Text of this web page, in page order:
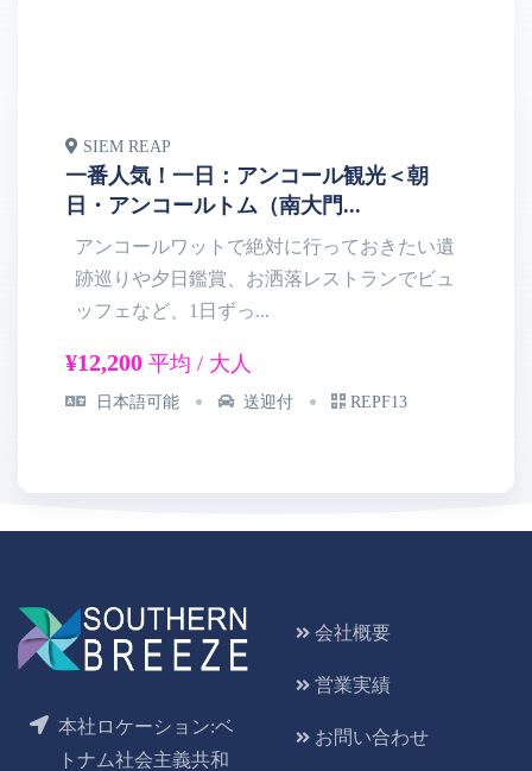
SIEM REAP
一番人気！一日：アンコール観光＜朝
日・アンコールトム（南大門...
アンコールワットで絶対に行っておきたい遺
跡巡りや夕日鑑賞、お洒落レストランでビュ
ッフェなど、1日ずっ...
¥12,200 平均 / 大人
日本語可能 送迎付 REPF13
本社ロケーション:ベ
トナム社会主義共和
会社概要
営業実績
お問い合わせ